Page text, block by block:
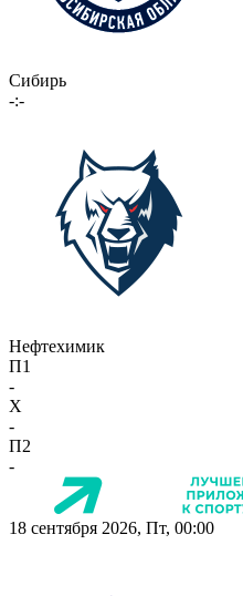
Сибирь
-:-
Нефтехимик
П1
-
X
-
П2
-
18 сентября 2026, Пт, 00:00